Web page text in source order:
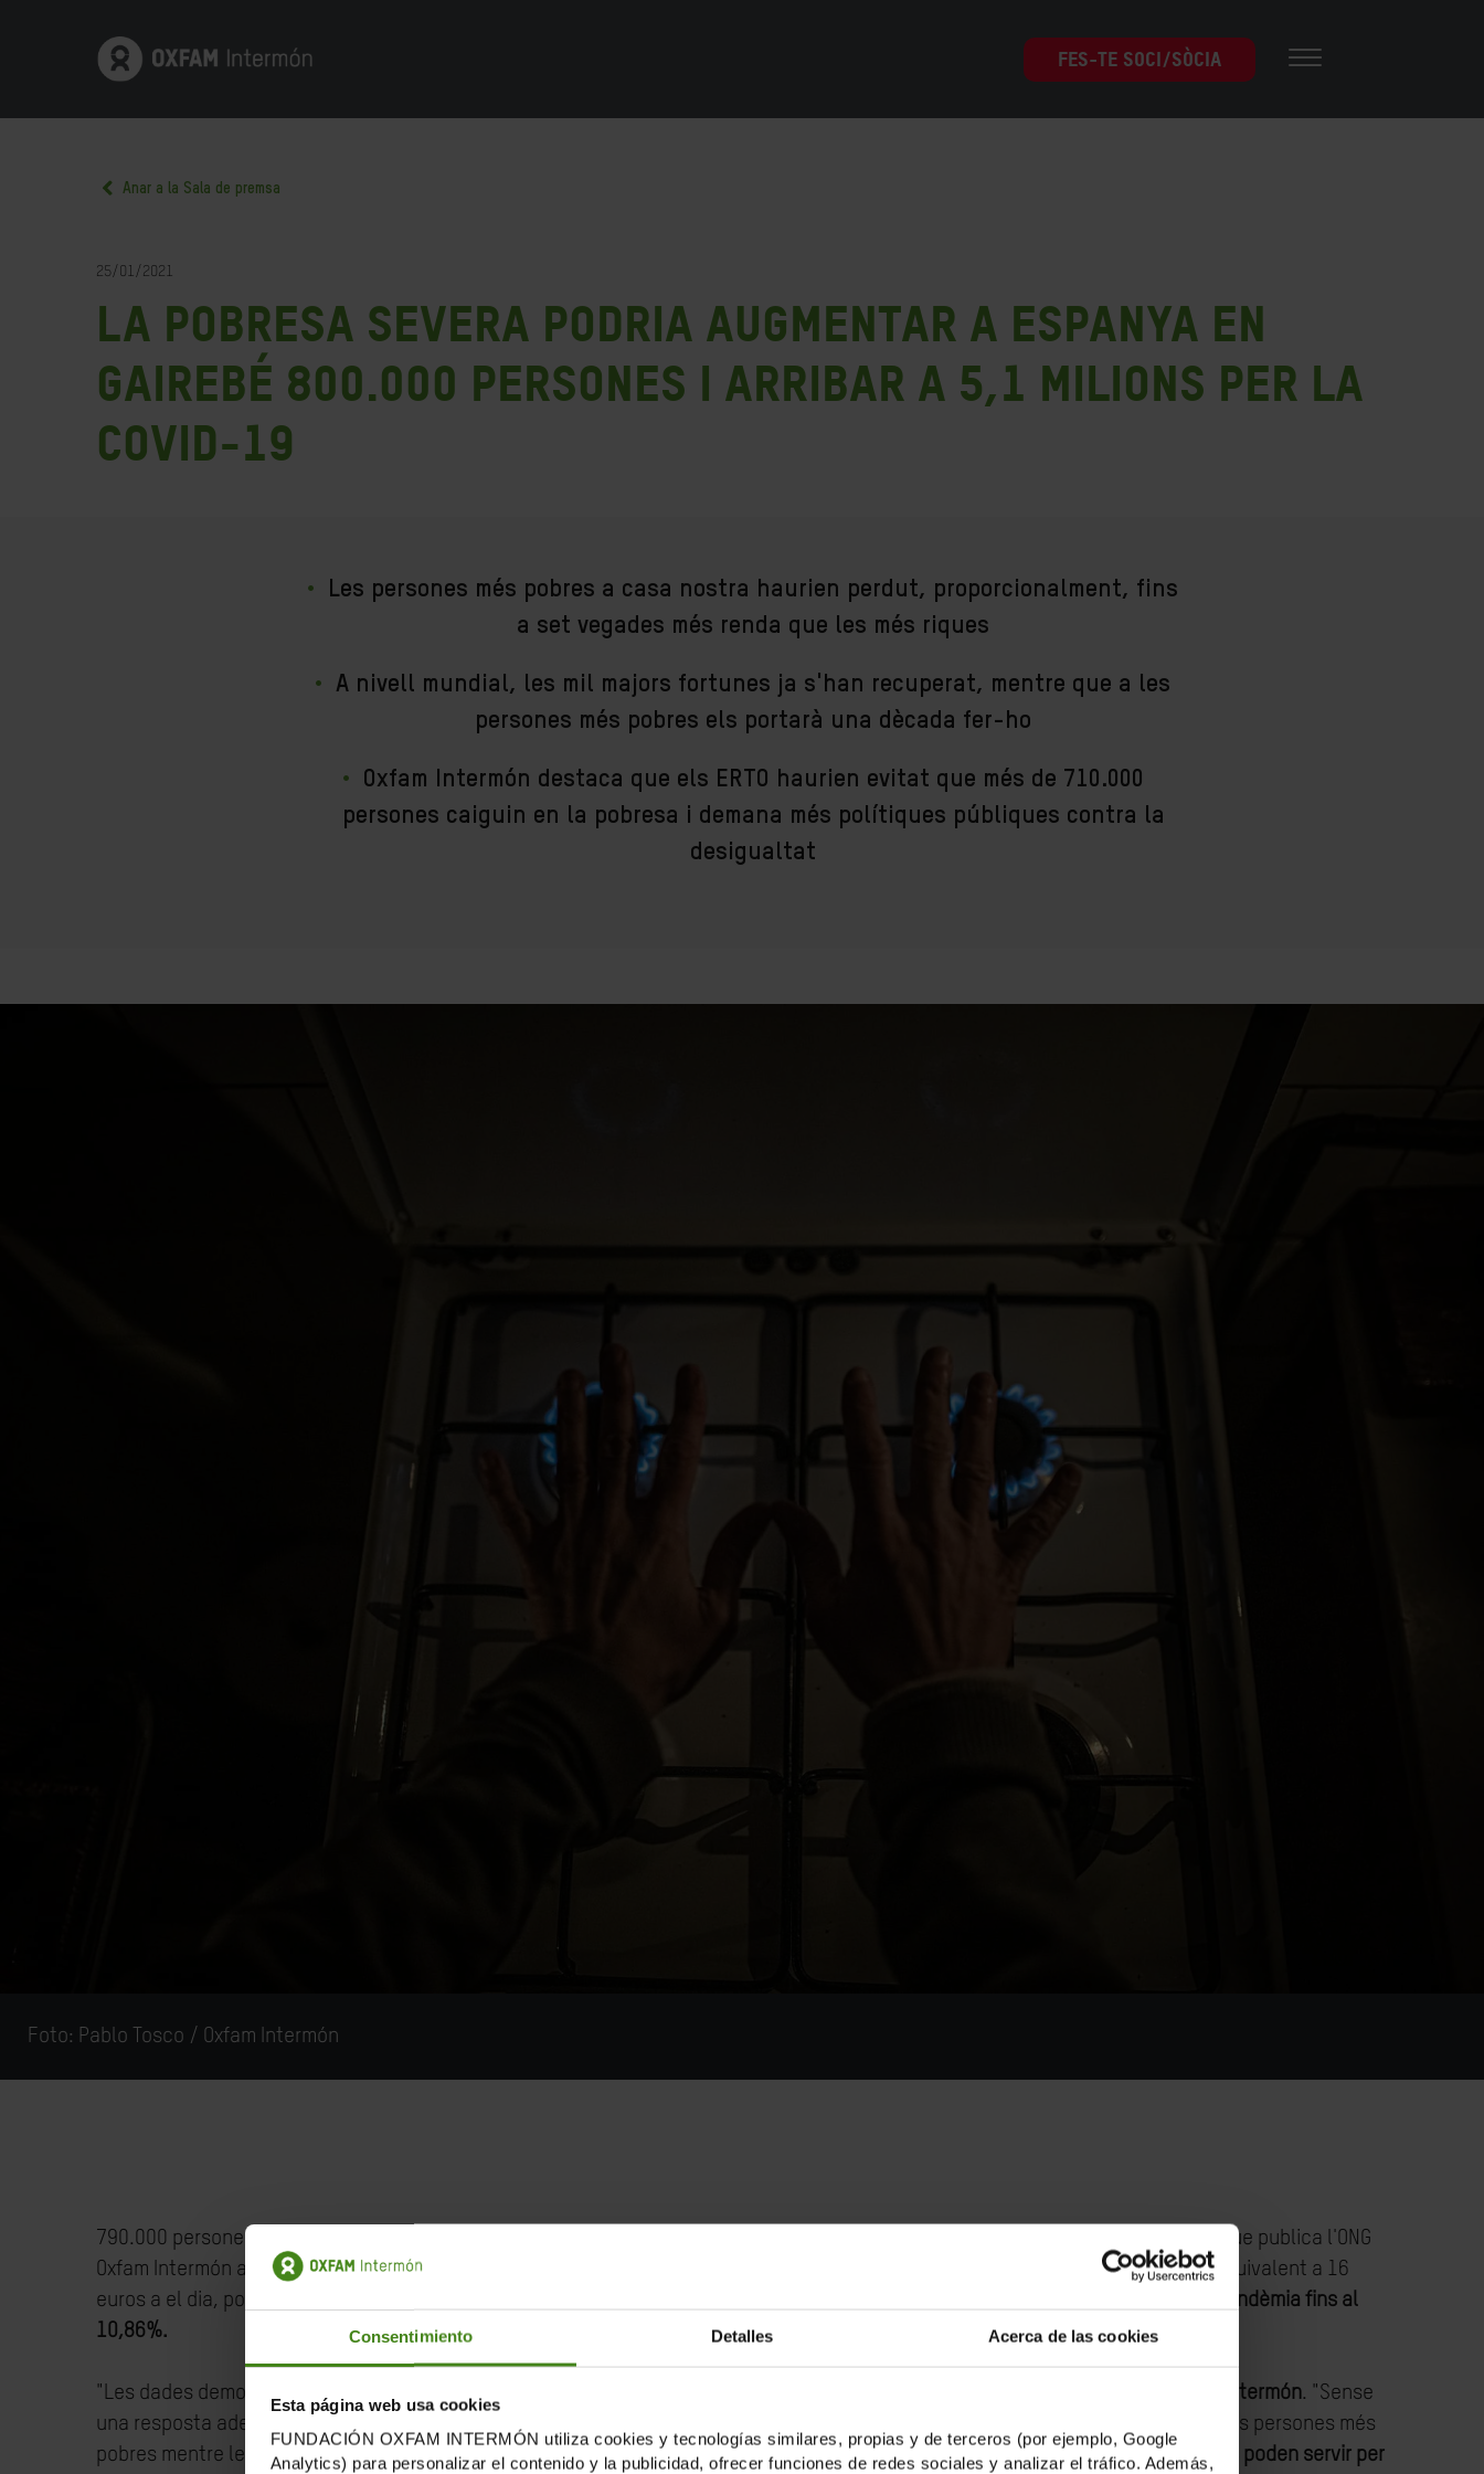
Consentimiento Detalles Acerca de las cookies
Esta página web usa cookies
FUNDACIÓN OXFAM INTERMÓN utiliza cookies y tecnologías similares, propias y de terceros (por ejemplo, Google
Analytics) para personalizar el contenido y la publicidad, ofrecer funciones de redes sociales y analizar el tráfico. Además,
FES-TE SOCI/SÒCIA
Anar a la Sala de premsa
25/01/2021
La pobresa severa podria augmentar a Espanya en
gairebé 800.000 persones i arribar a 5,1 milions per la
COVID-19
Les persones més pobres a casa nostra haurien perdut, proporcionalment, fins
a set vegades més renda que les més riques
A nivell mundial, les mil majors fortunes ja s'han recuperat, mentre que a les
persones més pobres els portarà una dècada fer-ho
Oxfam Intermón destaca que els ERTO haurien evitat que més de 710.000
persones caiguin en la pobresa i demana més polítiques públiques contra la
desigualtat
Foto: Pablo Tosco / Oxfam Intermón
790.000 persones haurien caigut en la pobresa severa a Espanya a causa de la COVID-19, segons l'informe anual de desigualtat que publica l'ONG
Oxfam Intermón amb motiu del Fòrum de Davos. El total de persones en aquesta situació, que són les que viuen amb menys de l'equivalent a 16
euros a el dia, podria arribar a la xifra de 5,1 milions de persones, fet que
suposa un augment des del 9,2% registrat abans de la pandèmia fins al
10,86%.
"Les dades demostren com la pandèmia s'ha acarnissat amb les persones més vulnerables", diu Franc Cortada, director d'Oxfam Intermón. "Sense
una resposta adequada, hi ha un greu risc que la sortida de la crisi aprofundeixi i eternitzi les desigualtats a Espanya, empobrint les persones més
pobres mentre les més riques es recuperen a pas ferm. El missatge més important en aquest sentit és que les polítiques públiques poden servir per